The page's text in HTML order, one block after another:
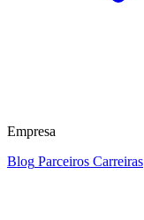
Empresa
Blog Parceiros Carreiras